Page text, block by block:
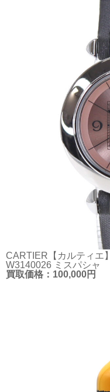
CARTIER【カルティエ】
W3140026 ミスパシャ
買取価格：100,000円